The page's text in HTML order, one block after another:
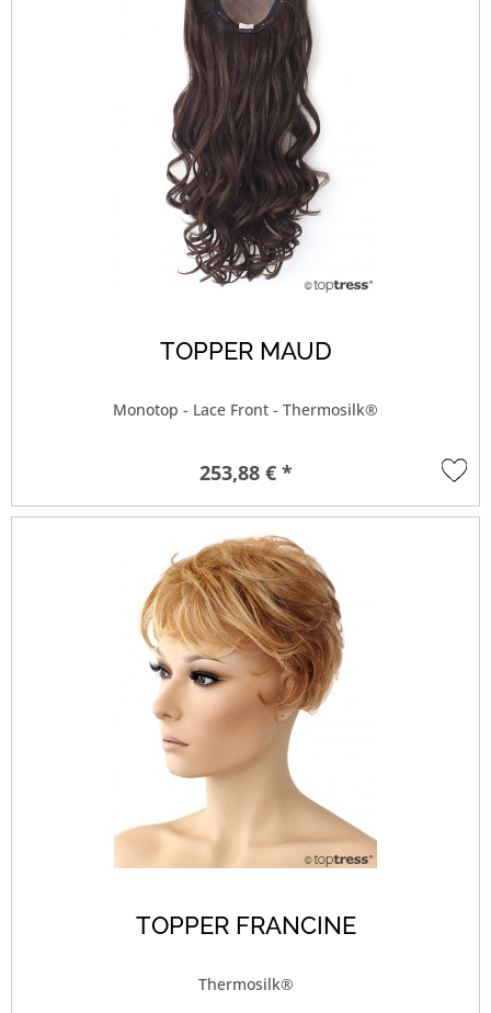
TOPPER MAUD
Monotop - Lace Front - Thermosilk®
253,88 € *
TOPPER FRANCINE
Thermosilk®